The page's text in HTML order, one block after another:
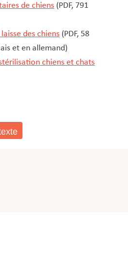
de chiens(PDF, 791
des chiens(PDF, 58
et en allemand)
chiens et chats